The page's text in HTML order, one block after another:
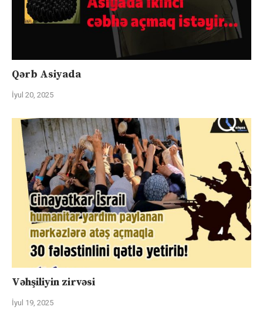
Qərb Asiyada
İyul 20, 2025
Vəhşiliyin zirvəsi
İyul 19, 2025